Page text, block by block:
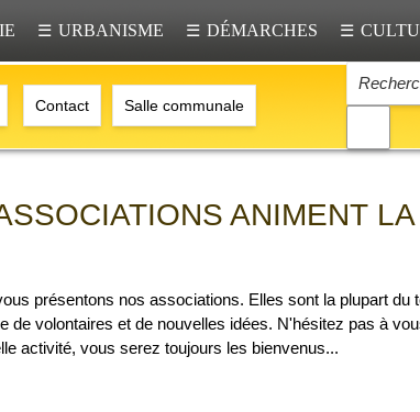
☰ URBANISME ☰ DÉMARCHES ☰
Contact Salle communale
ANIMENT
présentons nos associations. Elles sont la plupart du
de volontaires et de nouvelles idées. N'hésitez pas à
activité, vous serez toujours les bienvenus...